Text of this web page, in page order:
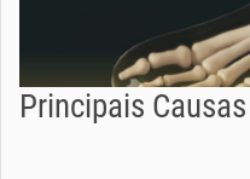
Principais